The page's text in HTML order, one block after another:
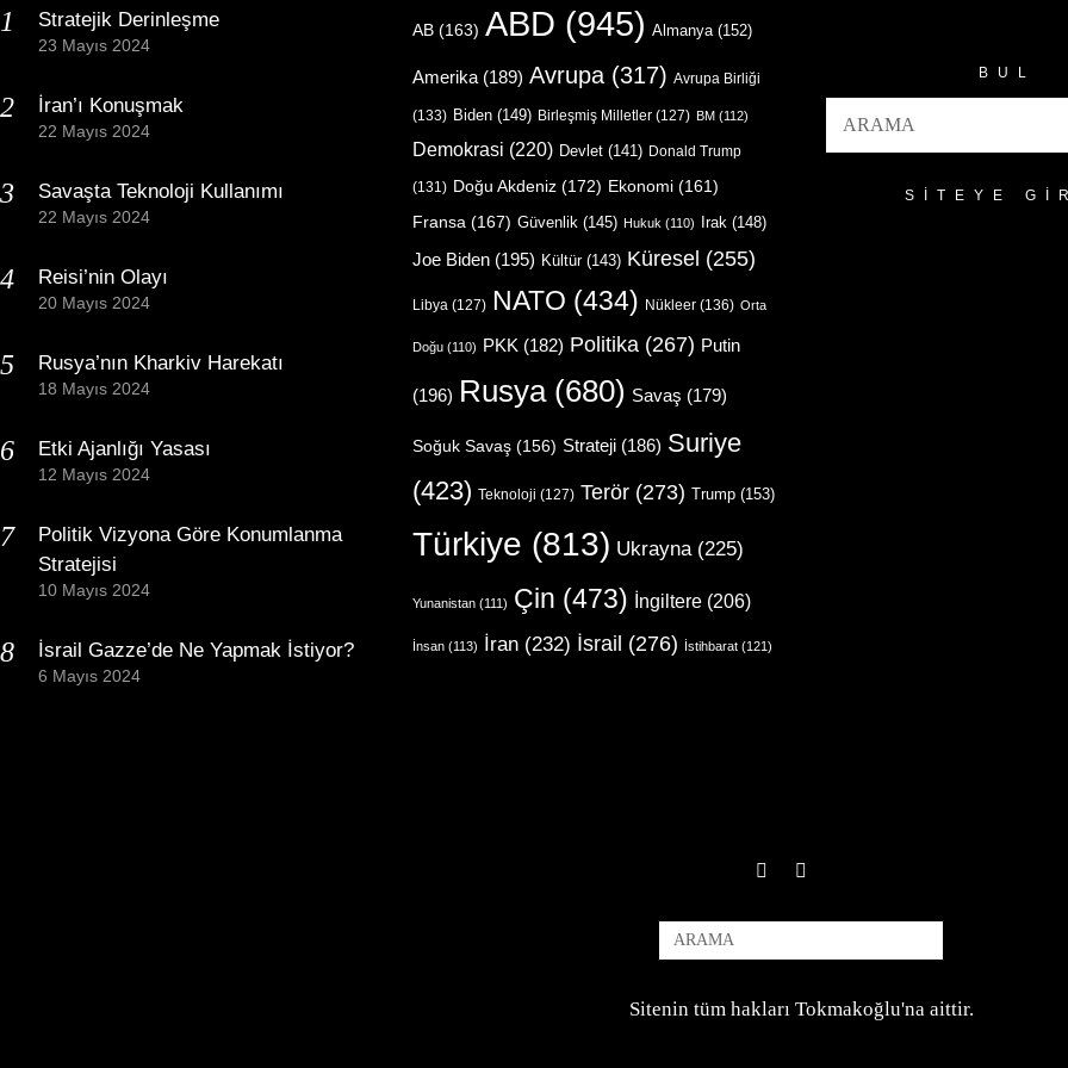
Stratejik Derinleşme
23 Mayıs 2024
İran’ı Konuşmak
22 Mayıs 2024
Savaşta Teknoloji Kullanımı
22 Mayıs 2024
Reisi’nin Olayı
20 Mayıs 2024
Rusya’nın Kharkiv Harekatı
18 Mayıs 2024
Etki Ajanlığı Yasası
12 Mayıs 2024
Politik Vizyona Göre Konumlanma
Stratejisi
10 Mayıs 2024
İsrail Gazze’de Ne Yapmak İstiyor?
6 Mayıs 2024
AB (163) ABD (945) Almanya(152)
Amerika (189) Avrupa (317) Avrupa Birliği
(133) Biden (149) Birleşmiş Milletler (127) BM (112)
Demokrasi (220) Devlet (141) Donald Trump
(131) Doğu Akdeniz (172) Ekonomi (161)
Fransa (167) Güvenlik (145) Hukuk (110) Irak (148)
Joe Biden (195) Kültür(143) Küresel (255)
Libya (127) NATO (434) Nükleer (136) Orta
Doğu (110) PKK (182) Politika (267) Putin
(196) Rusya(680) Savaş (179)
Soğuk Savaş (156) Strateji (186) Suriye
(423) Teknoloji (127) Terör (273) Trump (153)
Türkiye (813) Ukrayna(225)
Yunanistan (111) Çin (473) İngiltere (206)
İnsan (113) İran (232) İsrail (276) İstihbarat (121)
BUL
SITEYE
Sitenin tüm hakları Tokmakoğlu'na aittir.